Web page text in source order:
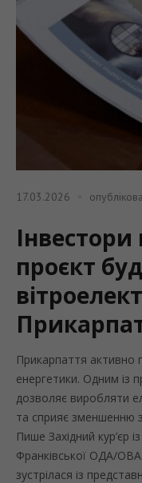
17.03.2026
проєкт
Прикарпаття активно
енергетики. Одним із
дозволяє виробляти
та сприяє зменшенню
Пише Західний кур’єр
Франківської ОДА/
зустрілася із